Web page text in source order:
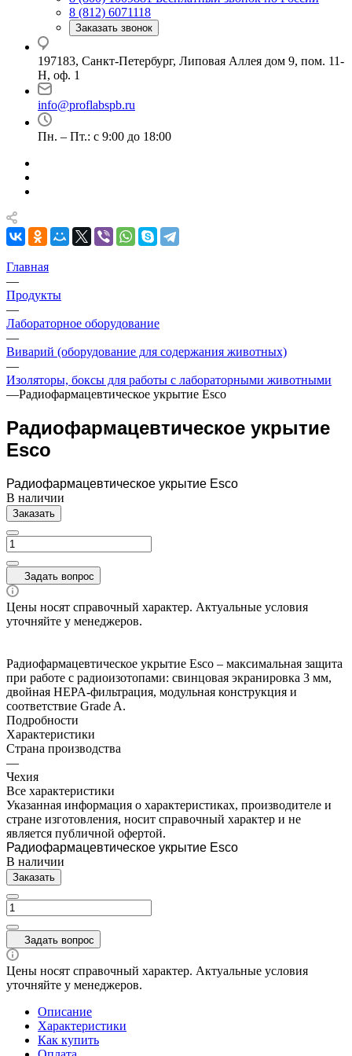
8 (812) 6071118
Заказать звонок
197183, Санкт-Петербург, Липовая Аллея дом 9, пом. 11-
Н, оф. 1
info@proflabspb.ru
Пн. – Пт.: с 9:00 до 18:00
Главная
—
Продукты
—
Лабораторное оборудование
—
Виварий (оборудование для содержания животных)
—
Изоляторы, боксы для работы с лабораторными животными
—Радиофармацевтическое укрытие Esco
Радиофармацевтическое укрытие
Esco
Радиофармацевтическое укрытие Esco
В наличии
Заказать
Задать вопрос
Цены носят справочный характер. Актуальные условия
уточняйте у менеджеров.
Радиофармацевтическое укрытие Esco – максимальная защита
при работе с радиоизотопами: свинцовая экранировка 3 мм,
двойная HEPA-фильтрация, модульная конструкция и
соответствие Grade A.
Подробности
Характеристики
Страна производства
—
Чехия
Все характеристики
Указанная информация о характеристиках, производителе и
стране изготовления, носит справочный характер и не
является публичной офертой.
Радиофармацевтическое укрытие Esco
В наличии
Заказать
Задать вопрос
Цены носят справочный характер. Актуальные условия
уточняйте у менеджеров.
Описание
Характеристики
Как купить